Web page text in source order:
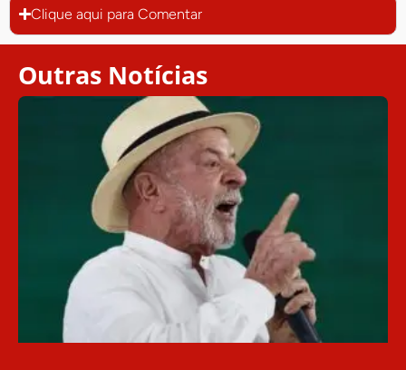
Clique aqui para Comentar
Outras Notícias